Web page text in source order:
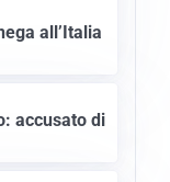
all’Italia
accusato di